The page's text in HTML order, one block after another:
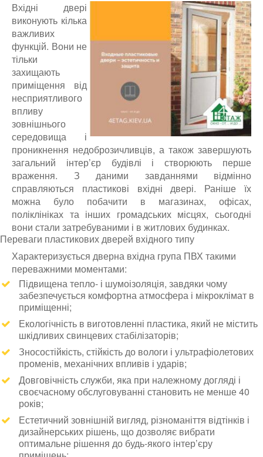
Вхідні двері
виконують кілька
важливих
функцій. Вони не
тільки
захищають
приміщення від
несприятливого
впливу
зовнішнього
середовища і
проникнення недоброзичливців, а також завершують
загальний інтер’єр будівлі і створюють перше
враження. З даними завданнями відмінно
справляються пластикові вхідні двері. Раніше їх
можна було побачити в магазинах, офісах,
поліклініках та інших громадських місцях, сьогодні
вони стали затребуваними і в житлових будинках.
Переваги пластикових дверей вхідного типу
Характеризується дверна вхідна група ПВХ такими
переважними моментами:
Підвищена тепло- і шумоізоляція, завдяки чому
забезпечується комфортна атмосфера і мікроклімат в
приміщенні;
Екологічність в виготовленні пластика, який не містить
шкідливих свинцевих стабілізаторів;
Зносостійкість, стійкість до вологи і ультрафіолетових
променів, механічних впливів і ударів;
Довговічність служби, яка при належному догляді і
своєчасному обслуговуванні становить не менше 40
років;
Естетичний зовнішній вигляд, різноманіття відтінків і
дизайнерських рішень, що дозволяє вибрати
оптимальне рішення до будь-якого інтер’єру